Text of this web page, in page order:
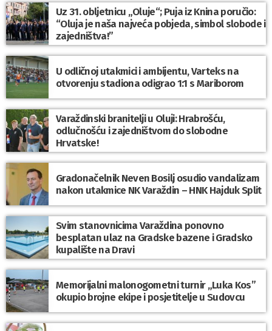
Uz 31. obljetnicu „Oluje“; Puja iz Knina poručio:
“Oluja je naša najveća pobjeda, simbol slobode i
zajedništva!”
U odličnoj utakmici i ambijentu, Varteks na
otvorenju stadiona odigrao 1:1 s Mariborom
Varaždinski branitelji u Oluji: Hrabrošću,
odlučnošću i zajedništvom do slobodne
Hrvatske!
Gradonačelnik Neven Bosilj osudio vandalizam
nakon utakmice NK Varaždin – HNK Hajduk Split
Svim stanovnicima Varaždina ponovno
besplatan ulaz na Gradske bazene i Gradsko
kupalište na Dravi
Memorijalni malonogometni turnir „Luka Kos”
okupio brojne ekipe i posjetitelje u Sudovcu